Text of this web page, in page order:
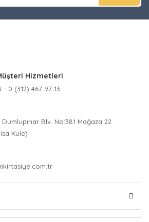
Hizmetleri
- 0 (312) 467 97 13
Blv. No:381 Mağaza 22
Kule)